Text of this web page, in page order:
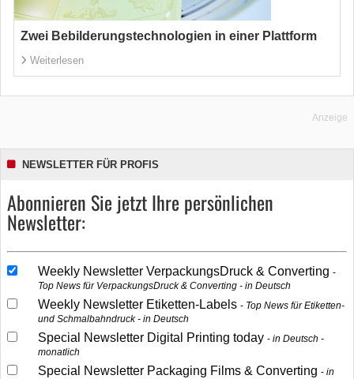
Zwei Bebilderungstechnologien in einer Plattform
Weiterlesen
Anzeige
NEWSLETTER FÜR PROFIS
Abonnieren Sie jetzt Ihre persönlichen
Newsletter:
Weekly Newsletter VerpackungsDruck & Converting
Top News für VerpackungsDruck & Converting - in Deutsch
Weekly Newsletter Etiketten-Labels
Top News für Etiketten-
und Schmalbahndruck - in Deutsch
Special Newsletter Digital Printing today
in Deutsch -
monatlich
Special Newsletter Packaging Films & Converting
in